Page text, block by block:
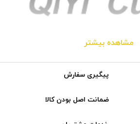
مختلفی از روبیک را در بازار ارائه می‌دهد. این
به همین دلیل طرفداران زیادی داشته و بسیار
مشاهده بیشتر
پیگیری سفارش
ضمانت اصل بودن کالا